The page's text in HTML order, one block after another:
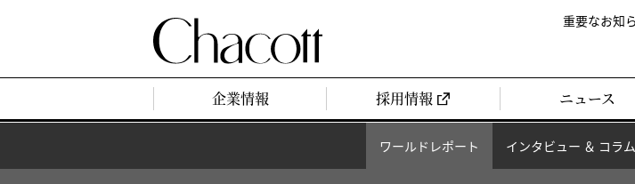
重要なお知
企業情報 採用情報 ニュース
ワールドレポート インタビュー ＆ コラム